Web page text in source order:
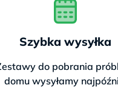
sprawdzić
chcę pakiet
laktozy –
Szybka wysyłka
do pobrania
domu wysyłamy